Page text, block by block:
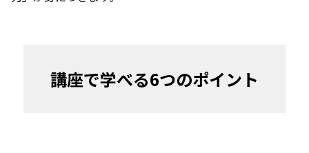
講座で学べる6つのポイント